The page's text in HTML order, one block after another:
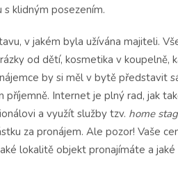
s klidným posezením.
v jakém byla užívána majiteli.
od dětí, kosmetika v koupelně,
by si měl v bytě představit
Internet je plný rad, jak
a využít služby tzv. home
za pronájem. Ale pozor! Vaše
lokalitě objekt pronajímáte a jaké